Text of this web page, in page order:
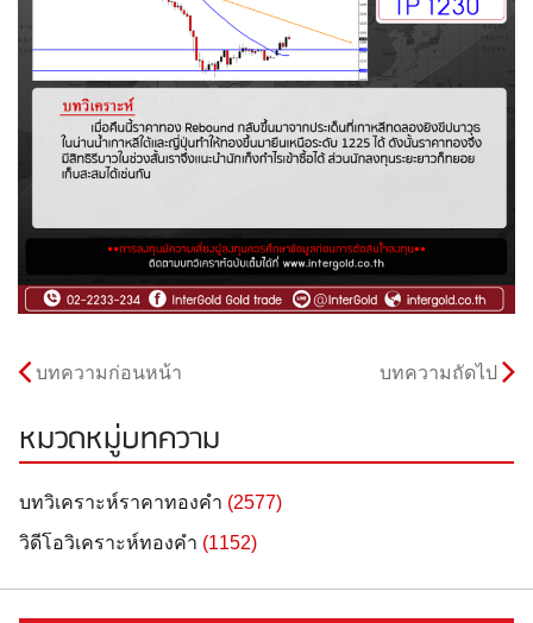
บทความก่อนหน้า บทความถัดไป
หมวดหมู่บทความ
บทวิเคราะห์ราคาทองคำ (2577)
วิดีโอวิเคราะห์ทองคำ (1152)